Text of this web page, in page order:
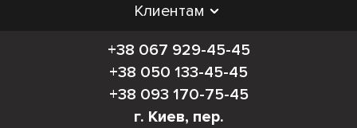
Клиентам
+38 067 929-45-45
+38 050 133-45-45
+38 093 170-75-45
г. Киев, пер.